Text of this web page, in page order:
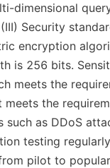
dimensional
Security
encryption
is 256 bits.
meets the
the
as DDoS
testing
pilot to